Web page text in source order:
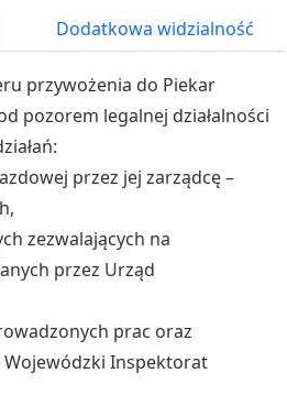
Dodatkowa widzialność
przywożenia do Piekar
pozorem legalnej działalności
przez jej zarządcę –
zezwalających na
przez Urząd
prac oraz
Wojewódzki Inspektorat